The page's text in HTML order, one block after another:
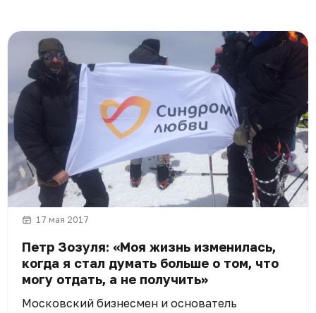
17 мая 2017
Петр Зозуля: «Моя жизнь изменилась,
когда я стал думать больше о том, что
могу отдать, а не получить»
Московский бизнесмен и основатель